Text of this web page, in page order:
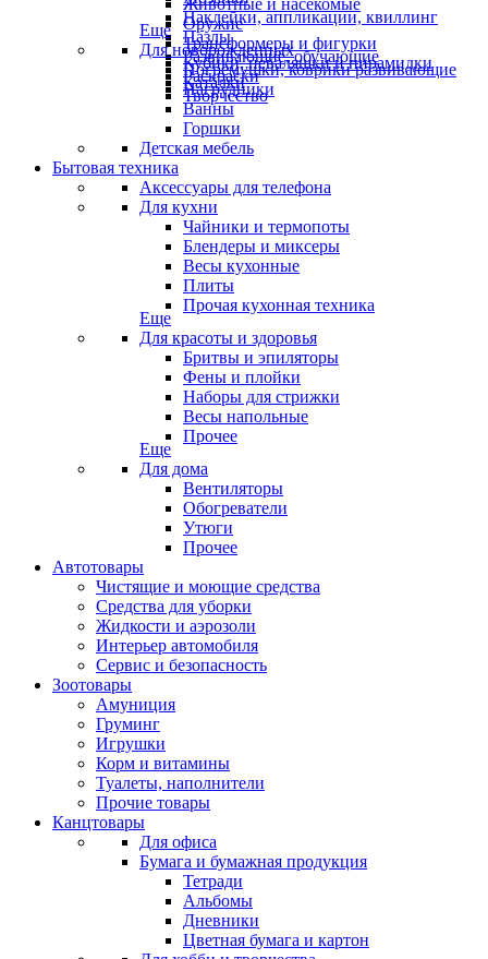
Животные и насекомые
Оружие
Трансформеры и фигурки
Кубики, неваляшки и пирамидки
Каталки
Наклейки, аппликации, квиллинг
Пазлы
Развивающие, обучающие
Раскраски
Творчество
Еще
Для новорожденных
Погремушки, коврики развивающие
Нагрудники
Ванны
Горшки
Детская мебель
Бытовая техника
Аксессуары для телефона
Для кухни
Чайники и термопоты
Блендеры и миксеры
Весы кухонные
Плиты
Прочая кухонная техника
Еще
Для красоты и здоровья
Бритвы и эпиляторы
Фены и плойки
Наборы для стрижки
Весы напольные
Прочее
Еще
Для дома
Вентиляторы
Обогреватели
Утюги
Прочее
Автотовары
Чистящие и моющие средства
Средства для уборки
Жидкости и аэрозоли
Интерьер автомобиля
Сервис и безопасность
Зоотовары
Амуниция
Груминг
Игрушки
Корм и витамины
Туалеты, наполнители
Прочие товары
Канцтовары
Для офиса
Бумага и бумажная продукция
Тетради
Альбомы
Дневники
Цветная бумага и картон